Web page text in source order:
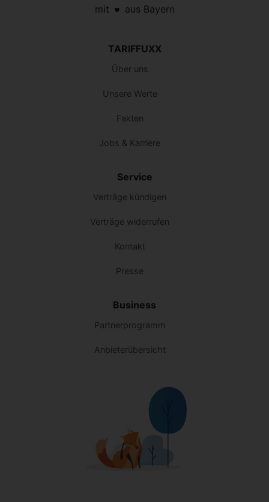
mit aus Bayern
TARIFFUXX
Über uns
Unsere Werte
Fakten
Jobs & Karriere
Service
Verträge kündigen
Verträge widerrufen
Kontakt
Presse
Business
Partnerprogramm
Anbieterübersicht